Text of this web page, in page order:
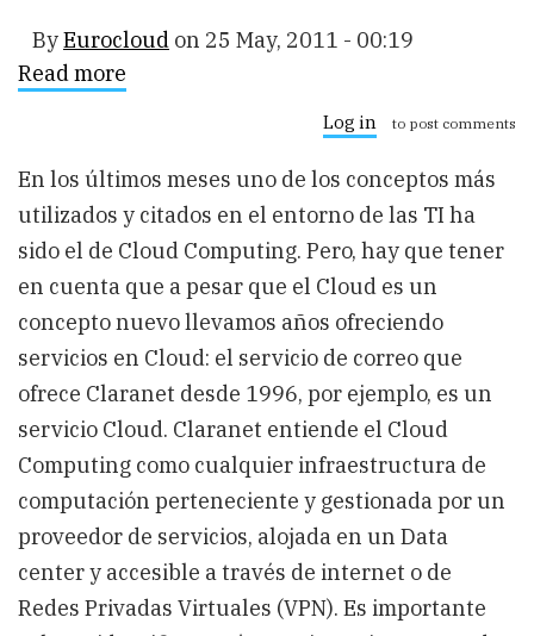
ByEurocloud on 25 May, 2011 - 00:19
Read more
riesgos
del
negocio
en
la
nube
Log in to post comments
En los últimos meses uno de los conceptos más
utilizados y citados en el entorno de las TI ha
sido el de Cloud Computing. Pero, hay que tener
en cuenta que a pesar que el Cloud es un
concepto nuevo llevamos años ofreciendo
servicios en Cloud: el servicio de correo que
ofrece Claranet desde 1996, por ejemplo, es un
servicio Cloud. Claranet entiende el Cloud
Computing como cualquier infraestructura de
computación perteneciente y gestionada por un
proveedor de servicios, alojada en un Data
center y accesible a través de internet o de
Redes Privadas Virtuales (VPN). Es importante